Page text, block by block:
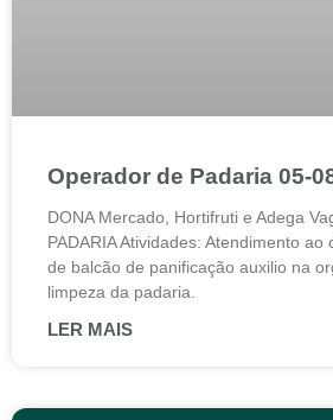
Operador de Padaria 05-
DONA Mercado, Hortifruti e Adega
PADARIA Atividades: Atendimento ao
de balcão de panificação auxilio na
limpeza da padaria.
LER MAIS